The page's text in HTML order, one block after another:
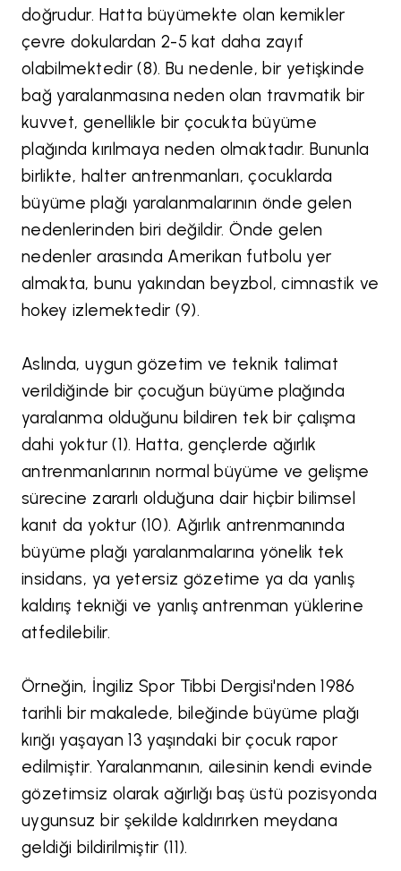
doğrudur. Hatta büyümekte olan kemikler
çevre dokulardan 2-5 kat daha zayıf
olabilmektedir (8). Bu nedenle, bir yetişkinde
bağ yaralanmasına neden olan travmatik bir
kuvvet, genellikle bir çocukta büyüme
plağında kırılmaya neden olmaktadır. Bununla
birlikte, halter antrenmanları, çocuklarda
büyüme plağı yaralanmalarının önde gelen
nedenlerinden biri değildir. Önde gelen
nedenler arasında Amerikan futbolu yer
almakta, bunu yakından beyzbol, cimnastik ve
hokey izlemektedir (9).
Aslında, uygun gözetim ve teknik talimat
verildiğinde bir çocuğun büyüme plağında
yaralanma olduğunu bildiren tek bir çalışma
dahi yoktur (1). Hatta, gençlerde ağırlık
antrenmanlarının normal büyüme ve gelişme
sürecine zararlı olduğuna dair hiçbir bilimsel
kanıt da yoktur (10). Ağırlık antrenmanında
büyüme plağı yaralanmalarına yönelik tek
insidans, ya yetersiz gözetime ya da yanlış
kaldırış tekniği ve yanlış antrenman yüklerine
atfedilebilir.
Örneğin, İngiliz Spor Tibbi Dergisi'nden 1986
tarihli bir makalede, bileğinde büyüme plağı
kırığı yaşayan 13 yaşındaki bir çocuk rapor
edilmiştir. Yaralanmanın, ailesinin kendi evinde
gözetimsiz olarak ağırlığı baş üstü pozisyonda
uygunsuz bir şekilde kaldırırken meydana
geldiği bildirilmiştir (11).